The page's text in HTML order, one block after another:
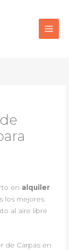
en alquiler
los mejores
al aire libre
de Carpas en